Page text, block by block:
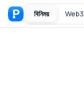
বিনিময় Web3